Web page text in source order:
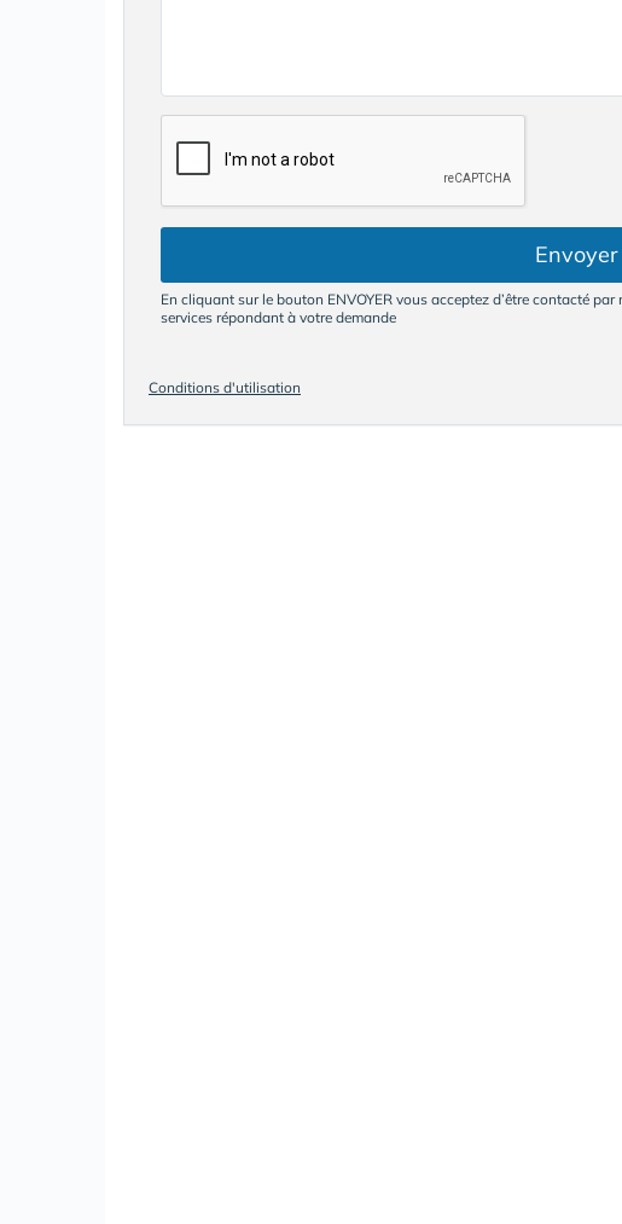
Envoyer
En cliquant sur le bouton ENVOYER vous acceptez d’être contacté
services répondant à votre demande
Conditions d'utilisation